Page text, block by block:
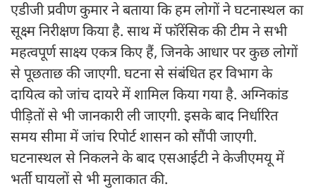
एडीजी प्रवीण कुमार ने बताया कि हम लोगों ने घटनास्थल का
सूक्ष्म निरीक्षण किया है. साथ में फॉरेंसिक की टीम ने सभी
महत्वपूर्ण साक्ष्य एकत्र किए हैं, जिनके आधार पर कुछ लोगों
से पूछताछ की जाएगी. घटना से संबंधित हर विभाग के
दायित्व को जांच दायरे में शामिल किया गया है. अग्निकांड
पीड़ितों से भी जानकारी ली जाएगी. इसके बाद निर्धारित
समय सीमा में जांच रिपोर्ट शासन को सौंपी जाएगी.
घटनास्थल से निकलने के बाद एसआईटी ने केजीएमयू में
भर्ती घायलों से भी मुलाकात की.